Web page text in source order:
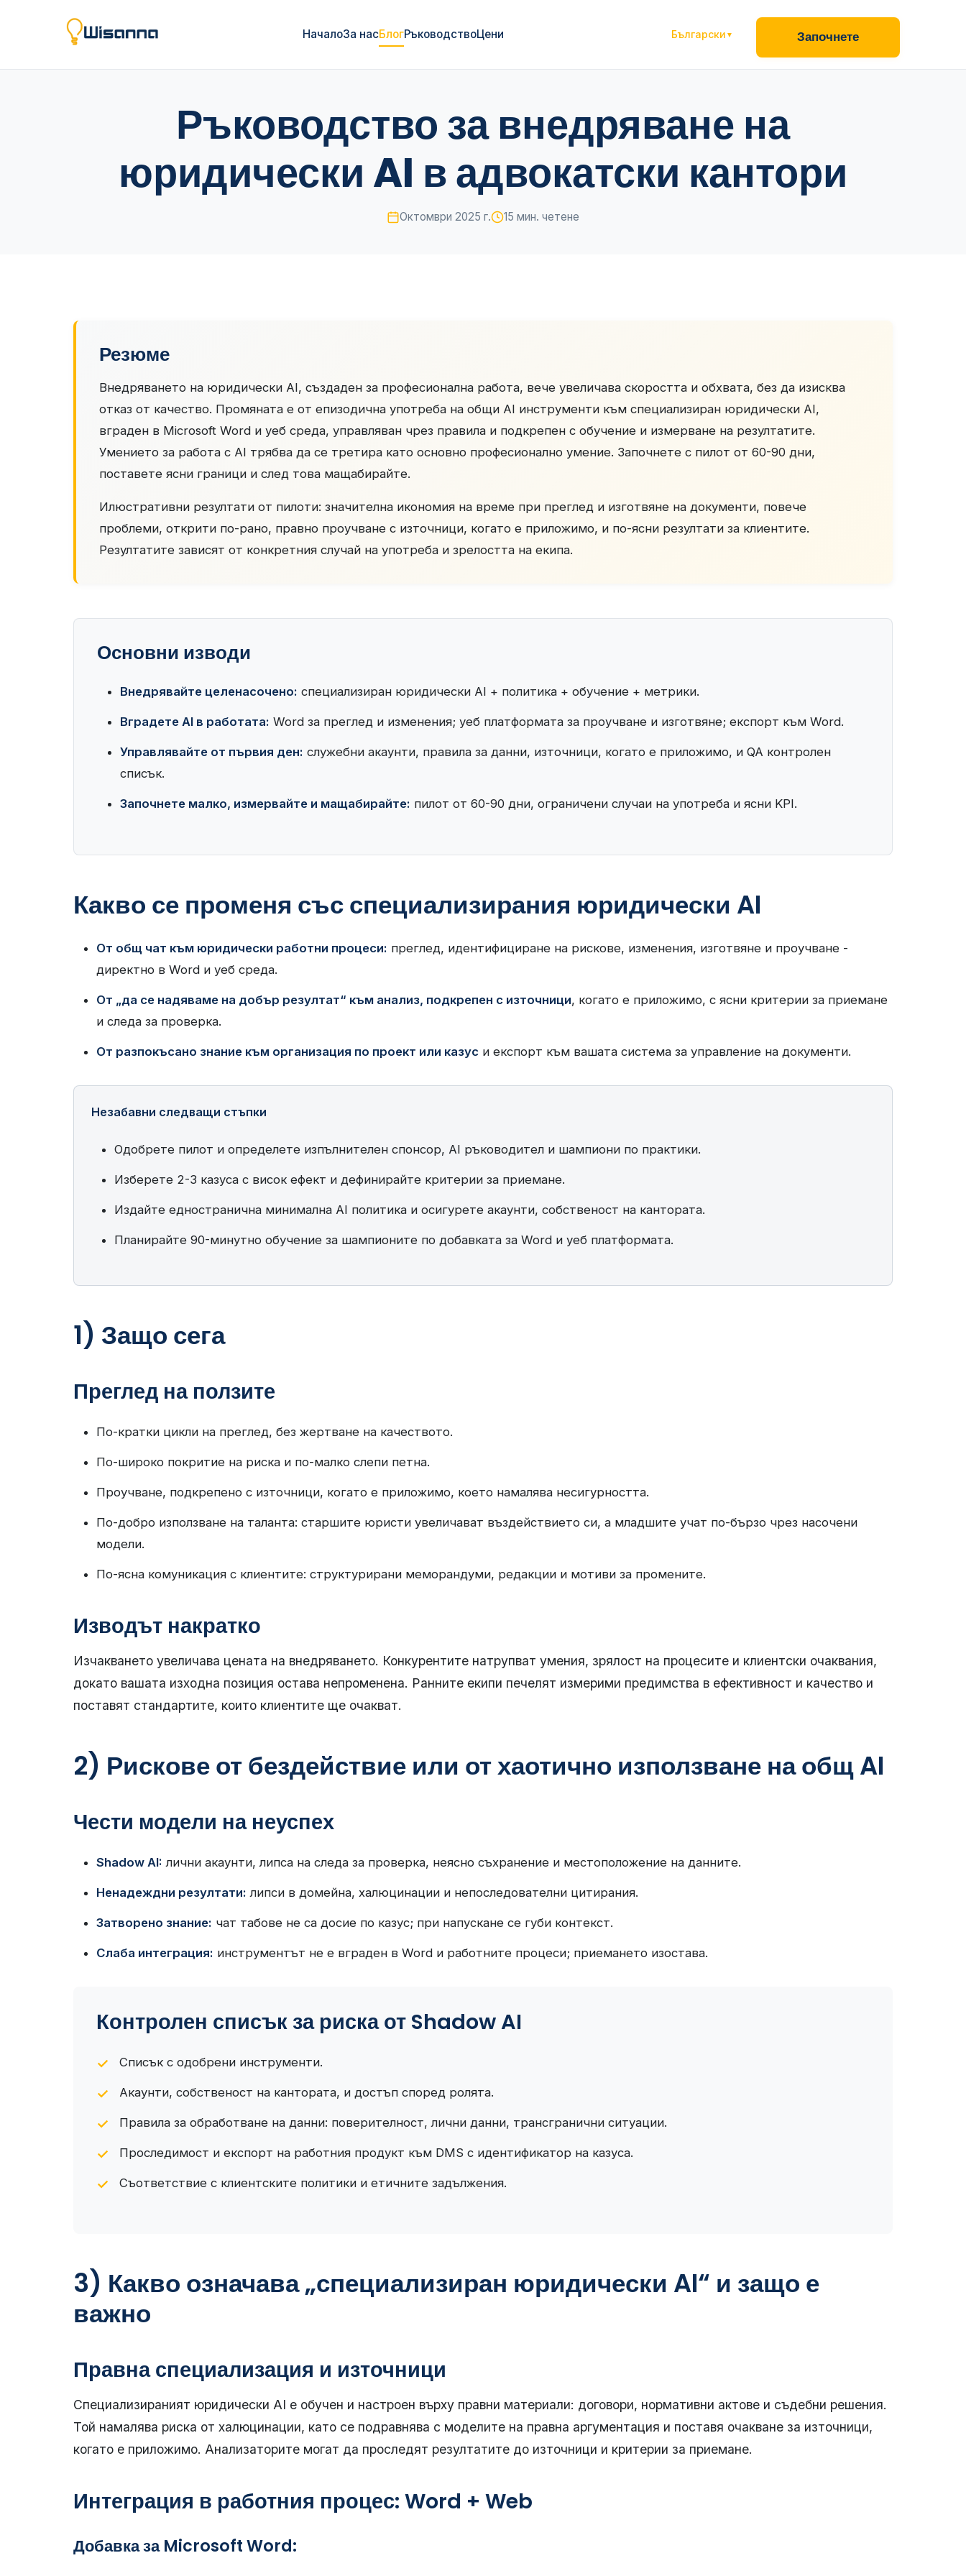
НачалоЗа насБлогРъководствоЦени Български Започнете
Ръководство за внедряване на
юридически AI в адвокатски кантори
Октомври 2025 г. 15 мин. четене
Резюме
Внедряването на юридически AI, създаден за професионална работа, вече увеличава скоростта и обхвата, без да изисква
отказ от качество. Промяната е от епизодична употреба на общи AI инструменти към специализиран юридически AI,
вграден в Microsoft Word и уеб среда, управляван чрез правила и подкрепен с обучение и измерване на резултатите.
Умението за работа с AI трябва да се третира като основно професионално умение. Започнете с пилот от 60-90 дни,
поставете ясни граници и след това мащабирайте.
Илюстративни резултати от пилоти: значителна икономия на време при преглед и изготвяне на документи, повече
проблеми, открити по-рано, правно проучване с източници, когато е приложимо, и по-ясни резултати за клиентите.
Резултатите зависят от конкретния случай на употреба и зрелостта на екипа.
Основни изводи
Внедрявайте целенасочено: специализиран юридически AI + политика + обучение + метрики.
Вградете AI в работата: Word за преглед и изменения; уеб платформата за проучване и изготвяне; експорт към Word.
Управлявайте от първия ден: служебни акаунти, правила за данни, източници, когато е приложимо, и QA контролен
списък.
Започнете малко, измервайте и мащабирайте: пилот от 60-90 дни, ограничени случаи на употреба и ясни KPI.
Какво се променя със специализирания юридически AI
От общ чат към юридически работни процеси: преглед, идентифициране на рискове, изменения, изготвяне и проучване -
директно в Word и уеб среда.
От „да се надяваме на добър резултат“ към анализ, подкрепен с източници, когато е приложимо, с ясни критерии за приемане
и следа за проверка.
От разпокъсано знание към организация по проект или казус и експорт към вашата система за управление на документи.
Незабавни следващи стъпки
Одобрете пилот и определете изпълнителен спонсор, AI ръководител и шампиони по практики.
Изберете 2-3 казуса с висок ефект и дефинирайте критерии за приемане.
Издайте едностранична минимална AI политика и осигурете акаунти, собственост на кантората.
Планирайте 90-минутно обучение за шампионите по добавката за Word и уеб платформата.
1) Защо сега
Преглед на ползите
По-кратки цикли на преглед, без жертване на качеството.
По-широко покритие на риска и по-малко слепи петна.
Проучване, подкрепено с източници, когато е приложимо, което намалява несигурността.
По-добро използване на таланта: старшите юристи увеличават въздействието си, а младшите учат по-бързо чрез насочени
модели.
По-ясна комуникация с клиентите: структурирани меморандуми, редакции и мотиви за промените.
Изводът накратко
Изчакването увеличава цената на внедряването. Конкурентите натрупват умения, зрялост на процесите и клиентски очаквания,
докато вашата изходна позиция остава непроменена. Ранните екипи печелят измерими предимства в ефективност и качество и
поставят стандартите, които клиентите ще очакват.
2) Рискове от бездействие или от хаотично използване на общ AI
Чести модели на неуспех
Shadow AI: лични акаунти, липса на следа за проверка, неясно съхранение и местоположение на данните.
Ненадеждни резултати: липси в домейна, халюцинации и непоследователни цитирания.
Затворено знание: чат табове не са досие по казус; при напускане се губи контекст.
Слаба интеграция: инструментът не е вграден в Word и работните процеси; приемането изостава.
Контролен списък за риска от Shadow AI
Списък с одобрени инструменти.
Акаунти, собственост на кантората, и достъп според ролята.
Правила за обработване на данни: поверителност, лични данни, трансгранични ситуации.
Проследимост и експорт на работния продукт към DMS с идентификатор на казуса.
Съответствие с клиентските политики и етичните задължения.
3) Какво означава „специализиран юридически AI“ и защо е
важно
Правна специализация и източници
Специализираният юридически AI е обучен и настроен върху правни материали: договори, нормативни актове и съдебни решения.
Той намалява риска от халюцинации, като се подравнява с моделите на правна аргументация и поставя очакване за източници,
когато е приложимо. Анализаторите могат да проследят резултатите до източници и критерии за приемане.
Интеграция в работния процес: Word + Web
Добавка за Microsoft Word: